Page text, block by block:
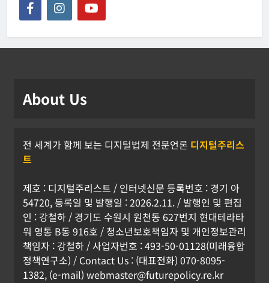
About Us
전 세계가 함께 보는 디지털법제 전문언론 디지털주리스
트
제호 : 디지털주리스트 / 인터넷신문 등록번호 : 경기 아
54720, 등록일 및 발행일 : 2026.2.11. / 발행인 및 편집
인 : 강철하 / 경기도 수원시 원천동 627번지 현대테라타
워 영통 B동 916호 / 청소년보호책임자 및 개인정보관리
책임자 : 강철하 / 사업자번호 : 493-50-01128(미래융합
정책연구소) / Contact Us : (대표전화) 070-8095-
1382, (e-mail) webmaster@futurepolicy.re.kr